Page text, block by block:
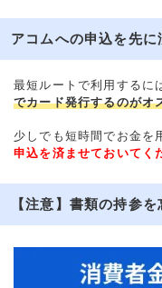
アコムへの申込を先に
最短ルートで利用するに
でカード発行するのがオ
少しでも短時間でお金を
申込を済ませておいてく
【注意】書類の持参